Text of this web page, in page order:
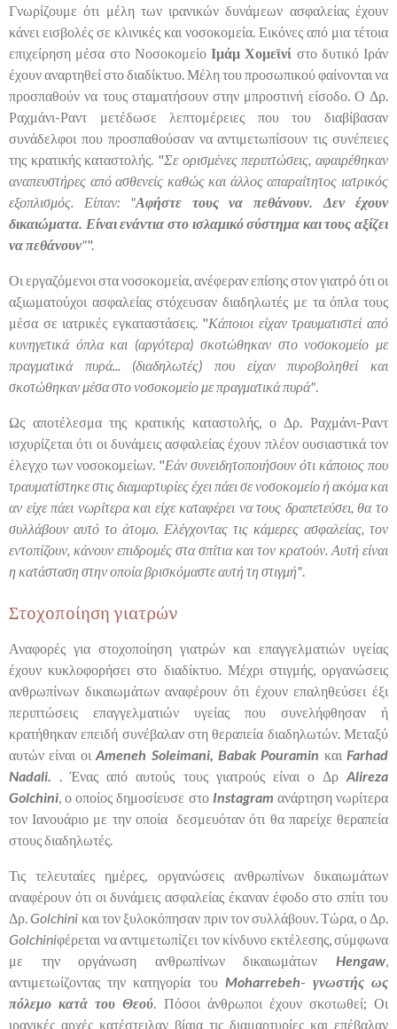
Γνωρίζουμε ότι μέλη των ιρανικών δυνάμεων ασφαλείας έχουν
κάνει εισβολές σε κλινικές και νοσοκομεία. Εικόνες από μια τέτοια
επιχείρηση μέσα στο Νοσοκομείο Ιμάμ Χομεϊνί στο δυτικό Ιράν
έχουν αναρτηθεί στο διαδίκτυο. Μέλη του προσωπικού φαίνονται να
προσπαθούν να τους σταματήσουν στην μπροστινή είσοδο. Ο Δρ.
Ραχμάνι-Ραντ μετέδωσε λεπτομέρειες που του διαβίβασαν
συνάδελφοι που προσπαθούσαν να αντιμετωπίσουν τις συνέπειες
της κρατικής καταστολής. "Σε ορισμένες περιπτώσεις, αφαιρέθηκαν
αναπευστήρες από ασθενείς καθώς και άλλος απαραίτητος ιατρικός
εξοπλισμός. Είπαν: "Αφήστε τους να πεθάνουν. Δεν έχουν
δικαιώματα. Είναι ενάντια στο ισλαμικό σύστημα και τους αξίζει
να πεθάνουν"".
Οι εργαζόμενοι στα νοσοκομεία, ανέφεραν επίσης στον γιατρό ότι οι
αξιωματούχοι ασφαλείας στόχευσαν διαδηλωτές με τα όπλα τους
μέσα σε ιατρικές εγκαταστάσεις. "Κάποιοι είχαν τραυματιστεί από
κυνηγετικά όπλα και (αργότερα) σκοτώθηκαν στο νοσοκομείο με
πραγματικά πυρά... (διαδηλωτές) που είχαν πυροβοληθεί και
σκοτώθηκαν μέσα στο νοσοκομείο με πραγματικά πυρά".
Ως αποτέλεσμα της κρατικής καταστολής, ο Δρ. Ραχμάνι-Ραντ
ισχυρίζεται ότι οι δυνάμεις ασφαλείας έχουν πλέον ουσιαστικά τον
έλεγχο των νοσοκομείων. "Εάν συνειδητοποιήσουν ότι κάποιος που
τραυματίστηκε στις διαμαρτυρίες έχει πάει σε νοσοκομείο ή ακόμα και
αν είχε πάει νωρίτερα και είχε καταφέρει να τους δραπετεύσει, θα το
συλλάβουν αυτό το άτομο. Ελέγχοντας τις κάμερες ασφαλείας, τον
εντοπίζουν, κάνουν επιδρομές στα σπίτια και τον κρατούν. Αυτή είναι
η κατάσταση στην οποία βρισκόμαστε αυτή τη στιγμή".
Στοχοποίηση γιατρών
Αναφορές για στοχοποίηση γιατρών και επαγγελματιών υγείας
έχουν κυκλοφορήσει στο διαδίκτυο. Μέχρι στιγμής, οργανώσεις
ανθρωπίνων δικαιωμάτων αναφέρουν ότι έχουν επαληθεύσει έξι
περιπτώσεις επαγγελματιών υγείας που συνελήφθησαν ή
κρατήθηκαν επειδή συνέβαλαν στη θεραπεία διαδηλωτών. Μεταξύ
αυτών είναι οιAmeneh Soleimani, Babak Pouramin και Farhad
Nadali. . Ένας από αυτούς τους γιατρούς είναι ο Δρ Alireza
Golchini, ο οποίος δημοσίευσε στο Instagram ανάρτηση νωρίτερα
τον Ιανουάριο με την οποία δεσμευόταν ότι θα παρείχε θεραπεία
στους διαδηλωτές.
Τις τελευταίες ημέρες, οργανώσεις ανθρωπίνων δικαιωμάτων
αναφέρουν ότι οι δυνάμεις ασφαλείας έκαναν έφοδο στο σπίτι του
Δρ.Golchini και τον ξυλοκόπησαν πριν τον συλλάβουν. Τώρα, ο Δρ.
Golchiniφέρεται να αντιμετωπίζει τον κίνδυνο εκτέλεσης, σύμφωνα
με την οργάνωση ανθρωπίνων δικαιωμάτων Hengaw,
αντιμετωίζοντας την κατηγορία του Moharrebeh- γνωστής ως
πόλεμο κατά του Θεού. Πόσοι άνθρωποι έχουν σκοτωθεί; Οι
ιρανικές αρχές κατέστειλαν βίαια τις διαμαρτυρίες και επέβαλαν